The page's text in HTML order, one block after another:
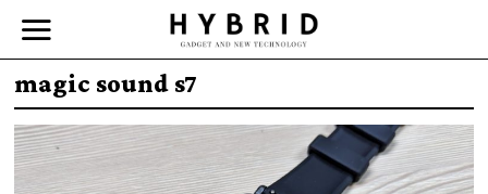
magic sound s7